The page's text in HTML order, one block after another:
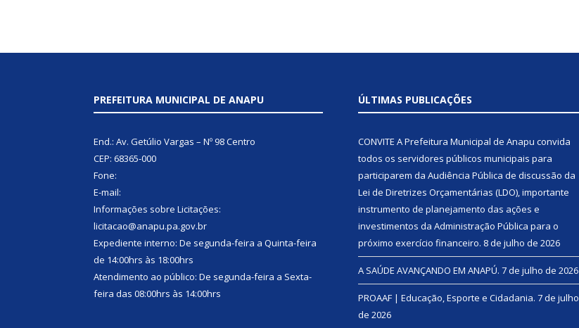
PREFEITURA MUNICIPAL DE ANAPU
End.: Av. Getúlio Vargas – Nº 98 Centro
CEP: 68365-000
Fone:
E-mail:
Informações sobre Licitações:
licitacao@anapu.pa.gov.br
Expediente interno: De segunda-feira a Quinta-feira
de 14:00hrs às 18:00hrs
Atendimento ao público: De segunda-feira a Sexta-
feira das 08:00hrs às 14:00hrs
ÚLTIMAS PUBLICAÇÕES
CONVITE A Prefeitura Municipal de Anapu convida
todos os servidores públicos municipais para
participarem da Audiência Pública de discussão da
Lei de Diretrizes Orçamentárias (LDO), importante
instrumento de planejamento das ações e
investimentos da Administração Pública para o
próximo exercício financeiro. 8 de julho de 2026
A SAÚDE AVANÇANDO EM ANAPÚ. 7 de julho de 2026
PROAAF | Educação, Esporte e Cidadania. 7 de julho
de 2026